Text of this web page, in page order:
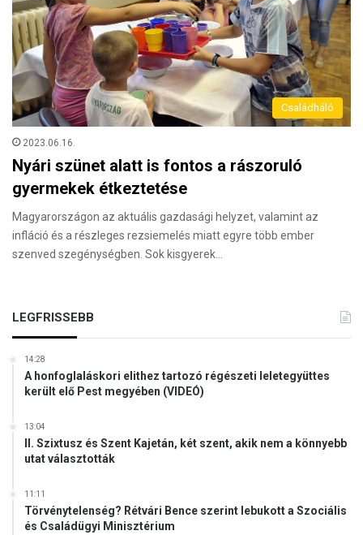
Családháló
2023.06.16.
Nyári szünet alatt is fontos a rászoruló
gyermekek étkeztetése
Magyarországon az aktuális gazdasági helyzet, valamint az
infláció és a részleges rezsiemelés miatt egyre több ember
szenved szegénységben. Sok kisgyerek…
LEGFRISSEBB
14:28
A honfoglaláskori elithez tartozó régészeti leletegyüttes
került elő Pest megyében (VIDEÓ)
13:04
II. Szixtusz és Szent Kajetán, két szent, akik nem a könnyebb
utat választották
11:11
Törvénytelenség? Rétvári Bence szerint lebukott a Szociális
és Családügyi Minisztérium